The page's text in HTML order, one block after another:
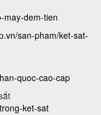
may-dem-tien
san-pham/ket-sat-
quoc-cao-cap
ket-sat